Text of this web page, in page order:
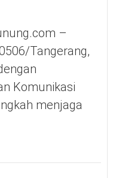
–
Tangerang,
Komunikasi
menjaga